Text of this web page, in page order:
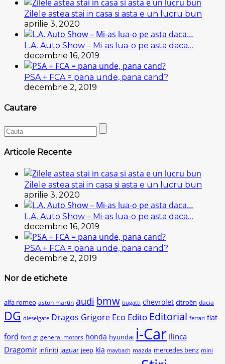
Zilele astea stai in casa si asta e un lucru bun
aprilie 3, 2020
L.A. Auto Show – Mi-as lua-o pe asta daca…
decembrie 16, 2019
PSA + FCA = pana unde, pana cand?
decembrie 2, 2019
Cautare
Articole Recente
Zilele astea stai in casa si asta e un lucru bun
aprilie 3, 2020
L.A. Auto Show – Mi-as lua-o pe asta daca…
decembrie 16, 2019
PSA + FCA = pana unde, pana cand?
decembrie 2, 2019
Nor de etichete
alfa romeo aston martin audi bmw bugatti chevrolet citroën dacia
DG dieselgate Dragos Grigore Eco Edito Editorial ferrari fiat
ford ford gt general motors honda hyundai i-Car Ilinca
Dragomir infiniti jaguar jeep kia maybach mazda mercedes benz mini